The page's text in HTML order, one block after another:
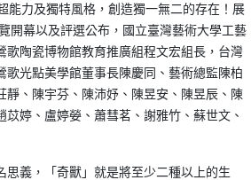
能力及獨特風格，創造獨一無二的存在！展
開幕以及評選公布，國立臺灣藝術大學工藝
陶瓷博物館教育推廣組程文宏組長，台灣
光點美學館董事長陳慶同、藝術總監陳柏
、陳宇芬、陳沛妤、陳昱安、陳昱辰、陳
婷、盧婷嫈、蕭彗茗、謝雅竹、蘇世文、
義，「奇獸」就是將至少二種以上的生